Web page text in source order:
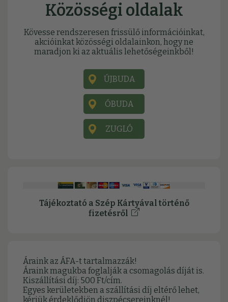
Közösségi oldalak
Kövesse rendszeresen frissülő információinkat,
akcióinkat közösségi oldalainkon, hogy ne
maradjon ki az aktuális lehetőségeinkből!
ÚJBUDA
ÓBUDA
ZUGLÓ
Tájékoztató a Szép Kártyával történő
fizetésről
Áraink az ÁFA-t tartalmazzák!
Áraink magukba foglalják a csomagolás díját is.
Kiszállítási díj: 500 Ft/cím.
Egyes kerületekben a szállítási díj eltérő lehet,
kérjük érdeklődjön diszpécsereinknél!